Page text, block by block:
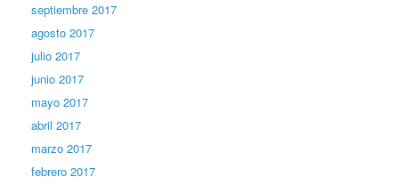
septiembre 2017
agosto 2017
julio 2017
junio 2017
mayo 2017
abril 2017
marzo 2017
febrero 2017